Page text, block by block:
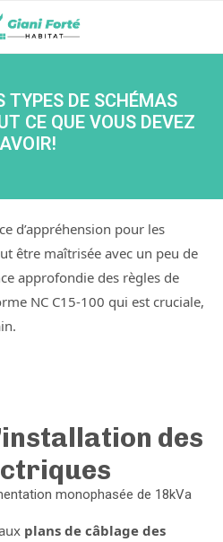
TYPES DE SCHÉMAS
CE QUE VOUS DEVEZ
d’appréhension pour les
être maîtrisée avec un peu de
approfondie des règles de
NC C15-100 qui est cruciale,
des
monophasée de 18kVa
plans de câblage des